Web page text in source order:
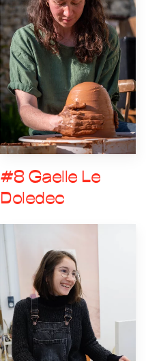
#8 Gaelle Le
Doledec